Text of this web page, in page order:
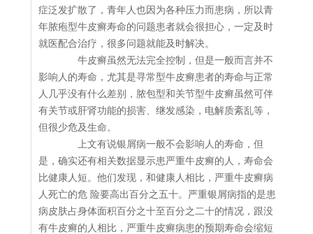
症泛发扩散了，青年人也因为各种压力而患病，所以青
年脓疱型牛皮癣寿命的问题患者就会很担心，一定及时
就医配合治疗，很多问题就能及时解决。
牛皮癣虽然无法完全控制，但是一般而言并不
影响人的寿命，尤其是寻常型牛皮癣患者的寿命与正常
人几乎没有什么差别，脓包型和关节型牛皮癣虽然可伴
有关节或肝肾功能的损害、继发感染，电解质紊乱等，
但很少危及生命。
上文有说银屑病一般不会影响人的寿命，但
是，确实还有相关数据显示患严重牛皮癣的人，寿命会
比健康人短。他们发现，和健康人相比，严重牛皮癣病
人死亡的危 险要高出百分之五十。严重银屑病指的是患
病皮肤占身体面积百分之十至百分之二十的情况，跟没
有牛皮癣的人相比，严重牛皮癣病患的预期寿命会缩短